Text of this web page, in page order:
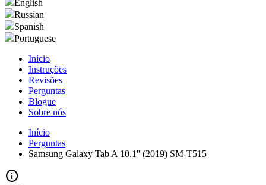
English
Russian
Spanish
Portuguese
Início
Instruções
Revisões
Perguntas
Blogue
Sobre nós
Início
Perguntas
Samsung Galaxy Tab A 10.1'' (2019) SM-T515
info